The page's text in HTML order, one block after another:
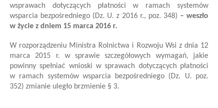
wsprawach dotyczących płatności w ramach systemów
wsparcia bezpośredniego (Dz. U. z 2016 r., poz. 348) – weszło
w życie z dniem 15 marca 2016 r.
W rozporządzeniu Ministra Rolnictwa i Rozwoju Wsi z dnia 12
marca 2015 r. w sprawie szczegółowych wymagań, jakie
powinny spełniać wnioski w sprawach dotyczących płatności
w ramach systemów wsparcia bezpośredniego (Dz. U. poz.
352) zmianie uległo brzmienie § 3.